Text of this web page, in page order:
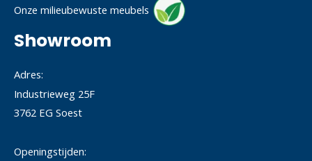
Onze milieubewuste meubels
Showroom
Adres:
Industrieweg 25F
3762 EG Soest
Openingstijden: